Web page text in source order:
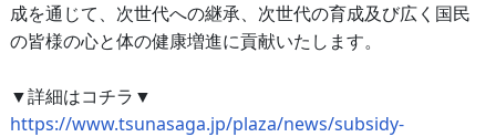
成を通じて、次世代への継承、次世代の育成及び広く国民
の皆様の心と体の健康増進に貢献いたします。
▼詳細はコチラ▼
https://www.tsunasaga.jp/plaza/news/subsidy-